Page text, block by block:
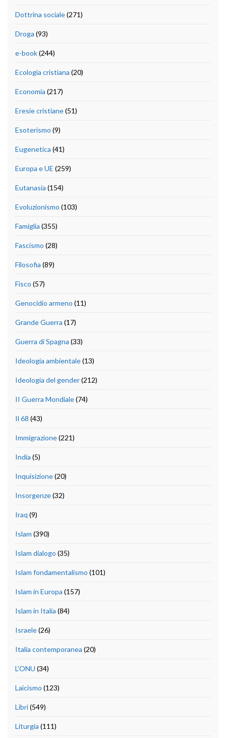
Dottrina sociale(271)
Droga (93)
e-book(244)
Ecologia cristiana (20)
Economia (217)
Eresie cristiane(51)
Esoterismo (9)
Eugenetica (41)
Europa e UE (259)
Eutanasia (154)
Evoluzionismo (103)
Famiglia (355)
Fascismo (28)
Filosofia (89)
Fisco (57)
Genocidio armeno (11)
Grande Guerra (17)
Guerra di Spagna (33)
Ideologia ambientale(13)
Ideologia del gender(212)
II Guerra Mondiale(74)
Il 68 (43)
Immigrazione(221)
India (5)
Inquisizione(20)
Insorgenze(32)
Iraq (9)
Islam (390)
Islam dialogo (35)
Islam fondamentalismo (101)
Islam in Europa (157)
Islam in Italia (84)
Israele(26)
Italia contemporanea (20)
L'ONU (34)
Laicismo (123)
Libri(549)
Liturgia (111)